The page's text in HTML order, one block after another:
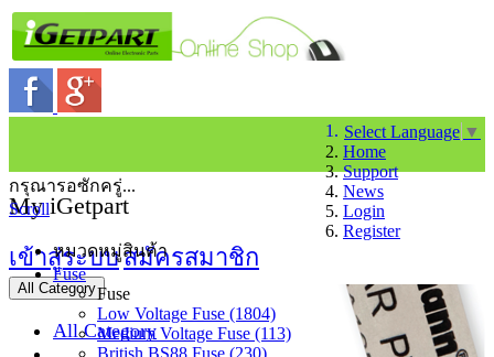
Select Language ▼
Home
Support
News
Login
Register
My iGetpart
เข้าสู่ระบบสมัครสมาชิก
All Category
All Category
กรุณารอซักครู่...
Scroll
หมวดหมู่สินค้า
Fuse
Fuse
Low Voltage Fuse (1804)
Medium Voltage Fuse (113)
British BS88 Fuse (230)